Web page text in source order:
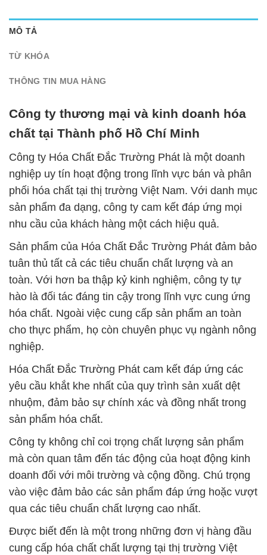
MÔ TẢ
TỪ KHÓA
THÔNG TIN MUA HÀNG
Công ty thương mại và kinh doanh hóa
chất tại Thành phố Hồ Chí Minh
Công ty Hóa Chất Đắc Trường Phát là một doanh
nghiệp uy tín hoạt động trong lĩnh vực bán và phân
phối hóa chất tại thị trường Việt Nam. Với danh mục
sản phẩm đa dạng, công ty cam kết đáp ứng mọi
nhu cầu của khách hàng một cách hiệu quả.
Sản phẩm của Hóa Chất Đắc Trường Phát đảm bảo
tuân thủ tất cả các tiêu chuẩn chất lượng và an
toàn. Với hơn ba thập kỷ kinh nghiệm, công ty tự
hào là đối tác đáng tin cậy trong lĩnh vực cung ứng
hóa chất. Ngoài việc cung cấp sản phẩm an toàn
cho thực phẩm, họ còn chuyên phục vụ ngành nông
nghiệp.
Hóa Chất Đắc Trường Phát cam kết đáp ứng các
yêu cầu khắt khe nhất của quy trình sản xuất dệt
nhuộm, đảm bảo sự chính xác và đồng nhất trong
sản phẩm hóa chất.
Công ty không chỉ coi trọng chất lượng sản phẩm
mà còn quan tâm đến tác động của hoạt động kinh
doanh đối với môi trường và cộng đồng. Chú trọng
vào việc đảm bảo các sản phẩm đáp ứng hoặc vượt
qua các tiêu chuẩn chất lượng cao nhất.
Được biết đến là một trong những đơn vị hàng đầu
cung cấp hóa chất chất lượng tại thị trường Việt